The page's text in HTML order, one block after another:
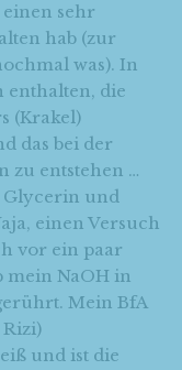
sehr
hab (zur
was). In
enthalten, die
(Krakel)
das bei der
zu entstehen …
Glycerin und
einen Versuch
vor ein paar
mein NaOH in
Mein BfA
und ist die